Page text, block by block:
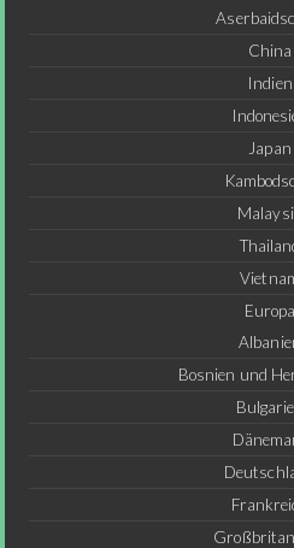
China
Indien
Japan
Europa
Bosnien und